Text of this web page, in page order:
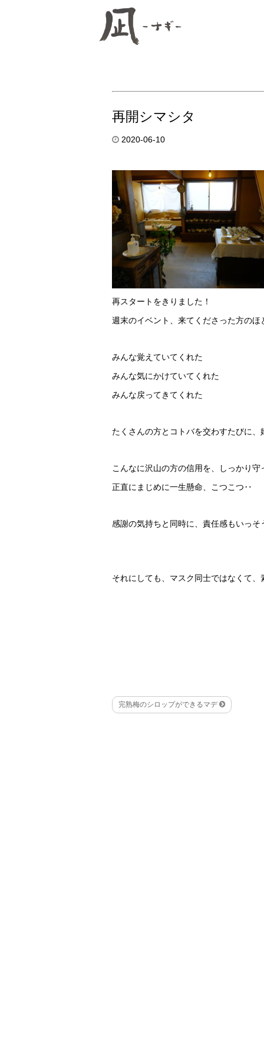
再開シマシタ
2020-06-10
再スタートをきりました！
週末のイベント、来てくださった方の
みんな覚えていてくれた
みんな気にかけていてくれた
みんな戻ってきてくれた
たくさんの方とコトバを交わすたびに
こんなに沢山の方の信用を、しっかり守
正直にまじめに一生懸命、こつこつ‥
感謝の気持ちと同時に、責任感もいっ
それにしても、マスク同士ではなくて
完熟梅のシロップができるマデ